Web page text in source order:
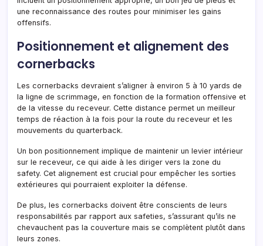
une reconnaissance des routes pour minimiser les gains
offensifs.
Positionnement et alignement des
cornerbacks
Les cornerbacks devraient s’aligner à environ 5 à 10 yards de
la ligne de scrimmage, en fonction de la formation offensive et
de la vitesse du receveur. Cette distance permet un meilleur
temps de réaction à la fois pour la route du receveur et les
mouvements du quarterback.
Un bon positionnement implique de maintenir un levier intérieur
sur le receveur, ce qui aide à les diriger vers la zone du
safety. Cet alignement est crucial pour empêcher les sorties
extérieures qui pourraient exploiter la défense.
De plus, les cornerbacks doivent être conscients de leurs
responsabilités par rapport aux safeties, s’assurant qu’ils ne
chevauchent pas la couverture mais se complètent plutôt dans
leurs zones.